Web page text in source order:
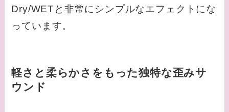
Dry/WETと非常にシンプルなエフェクトにな
っています。
軽さと柔らかさをもった独特な歪みサ
ウンド